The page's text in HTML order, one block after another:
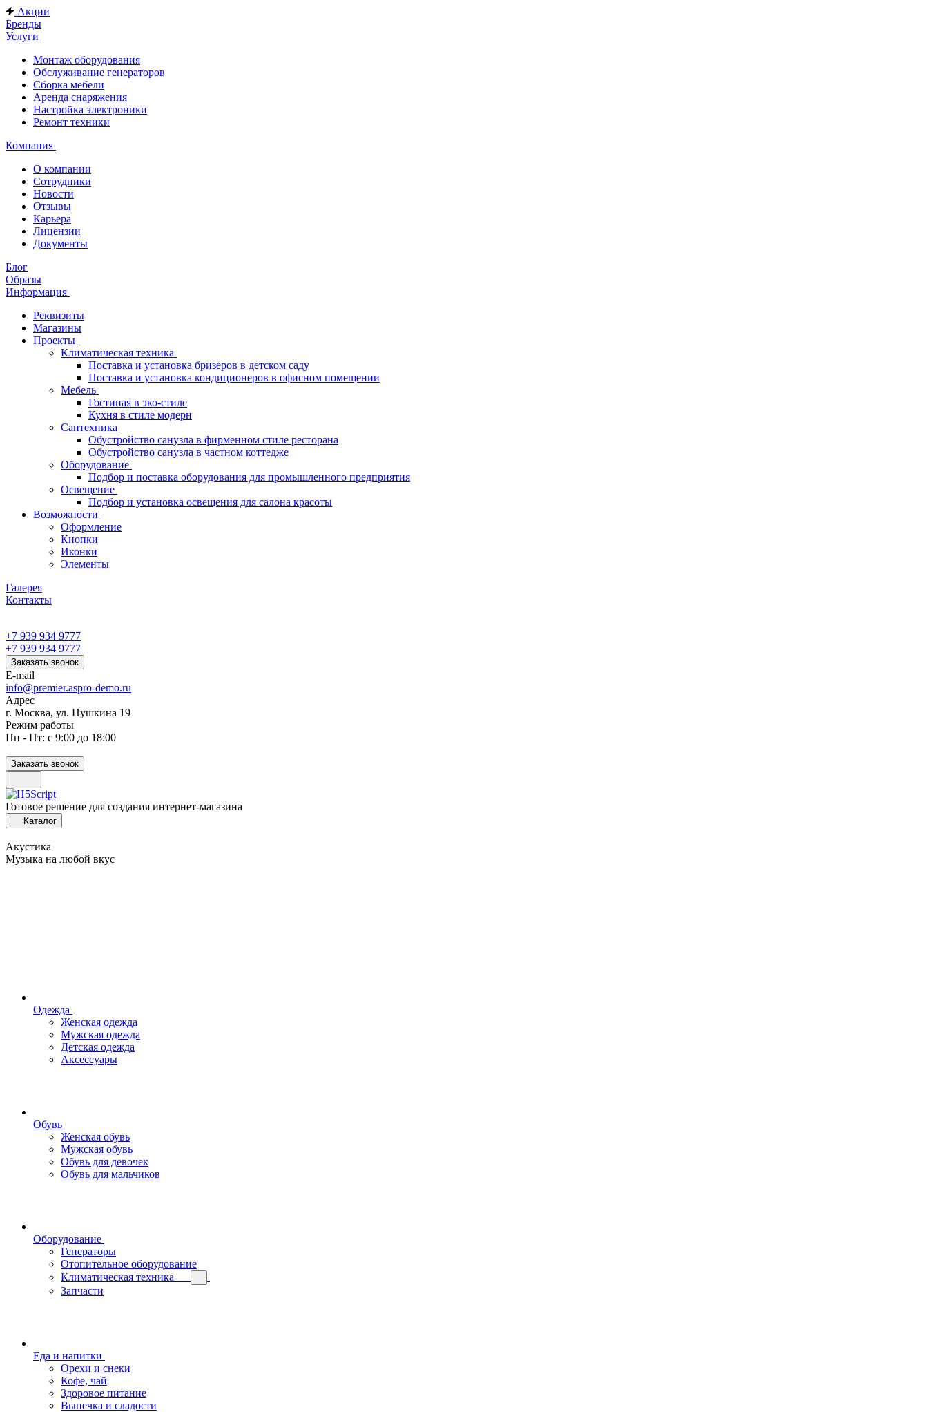
Акции
Бренды
Услуги
Монтаж оборудования
Обслуживание генераторов
Сборка мебели
Аренда снаряжения
Настройка электроники
Ремонт техники
Компания
О компании
Сотрудники
Новости
Отзывы
Карьера
Лицензии
Документы
Блог
Образы
Информация
Реквизиты
Магазины
Проекты
Климатическая техника
Поставка и установка бризеров в детском саду
Поставка и установка кондиционеров в офисном помещении
Мебель
Гостиная в эко-стиле
Кухня в стиле модерн
Сантехника
Обустройство санузла в фирменном стиле ресторана
Обустройство санузла в частном коттедже
Оборудование
Подбор и поставка оборудования для промышленного предприятия
Освещение
Подбор и установка освещения для салона красоты
Возможности
Оформление
Кнопки
Иконки
Элементы
Галерея
Контакты
+7 939 934 9777
+7 939 934 9777
Заказать звонок
E-mail
info@premier.aspro-demo.ru
Адрес
г. Москва, ул. Пушкина 19
Режим работы
Пн - Пт: с 9:00 до 18:00
Заказать звонок
Готовое решение для создания интернет-магазина
Каталог
Акустика
Музыка на любой вкус
Одежда
Женская одежда
Мужская одежда
Детская одежда
Аксессуары
Обувь
Женская обувь
Мужская обувь
Обувь для девочек
Обувь для мальчиков
Оборудование
Генераторы
Отопительное оборудование
Климатическая техника
Запчасти
Еда и напитки
Орехи и снеки
Кофе, чай
Здоровое питание
Выпечка и сладости